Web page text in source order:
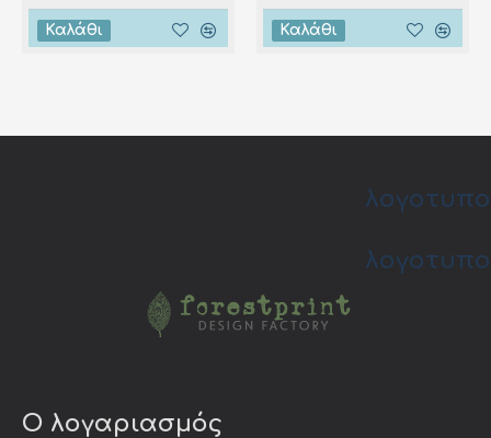
Καλάθι Καλάθι
λογοτυπο
λογοτυπο
Ο λογαριασμός